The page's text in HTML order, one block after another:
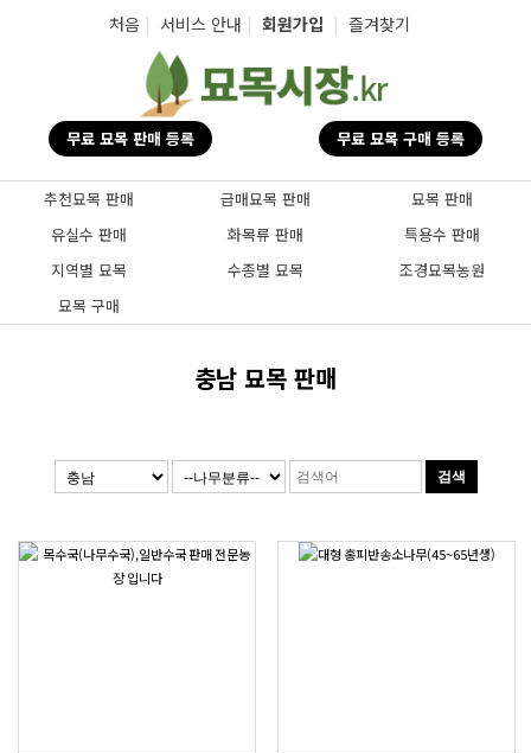
처음 | 서비스 안내 | 회원가입 | 즐겨찾기
무료 묘목 판매 등록 무료 묘목 구매 등록
추천묘목 판매 급매묘목 판매
묘목 판매
유실수 판매
화목류 판매
특용수 판매
지역별 묘목
수종별 묘목
조경묘목농원
묘목 구매
충남 묘목 판매